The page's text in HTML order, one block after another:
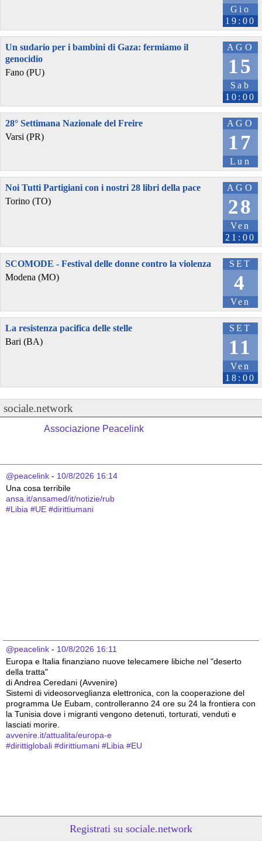
Gio
19:00
AGO
15
Sab
10:00
Un sudario per i bambini di Gaza: fermiamo il
genocidio
Fano (PU)
AGO
17
Lun
28° Settimana Nazionale del Freire
Varsi (PR)
AGO
28
Ven
21:00
Noi Tutti Partigiani con i nostri 28 libri della pace
Torino (TO)
SET
4
Ven
SCOMODE - Festival delle donne contro la violenza
Modena (MO)
SET
11
Ven
18:00
La resistenza pacifica delle stelle
Bari (BA)
sociale.network
Associazione Peacelink
@peacelink - 10/8/2026 16:14
Una cosa terribile
ansa.it/ansamed/it/notizie/rub
#Libia #UE #dirittiumani
@peacelink - 10/8/2026 16:11
Europa e Italia finanziano nuove telecamere libiche nel "deserto
della tratta"
di Andrea Ceredani (Avvenire)
Sistemi di videosorveglianza elettronica, con la cooperazione del
programma Ue Eubam, controlleranno 24 ore su 24 la frontiera con
la Tunisia dove i migranti vengono detenuti, torturati, venduti e
lasciati morire.
avvenire.it/attualita/europa-e
#dirittiglobali #dirittiumani #Libia #EU
Registrati su sociale.network